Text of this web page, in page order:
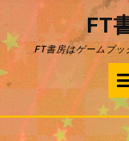
テ
ン
ツ
へ
FT
FT書房はゲームブ